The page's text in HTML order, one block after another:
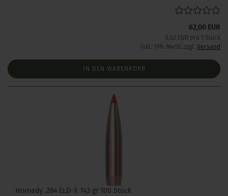
62,00 EUR
0,62 EUR pro 1 Stück
inkl. 19% MwSt. zzgl. Versand
IN DEN WARENKORB
Hornady .264 ELD-X 143 gr 100 Stück